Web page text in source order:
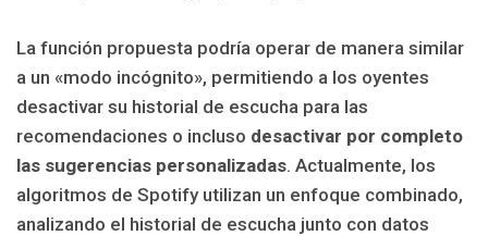
La función propuesta podría operar de manera similar
a un «modo incógnito», permitiendo a los oyentes
desactivar su historial de escucha para las
recomendaciones o incluso desactivar por completo
las sugerencias personalizadas. Actualmente, los
algoritmos de Spotify utilizan un enfoque combinado,
analizando el historial de escucha junto con datos